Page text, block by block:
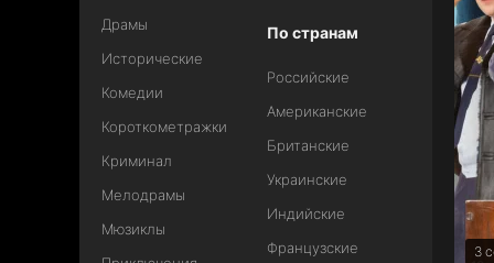
Драмы
Исторические
Комедии
Короткометражки
Криминал
Мелодрамы
Мюзиклы
По странам
Российские
Американские
Британские
Украинские
Индийские
Французские
3